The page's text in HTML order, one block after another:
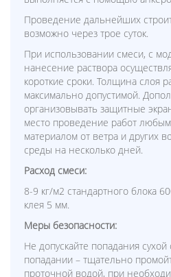
Проведение дальнейших
возможно через трое суток.
При использовании смеси, с
нанесение раствора
короткие сроки. Толщина слоя
максимально допустимой.
организовывать защитные
место проведение работ
материалом от ветра и других
среды на несколько дней.
Расход смеси:
8-9 кг/м2 стандартного блока
клея 5 мм.
Меры безопасности:
Не допускайте попадания
попадании – тщательно
проточной водой, при